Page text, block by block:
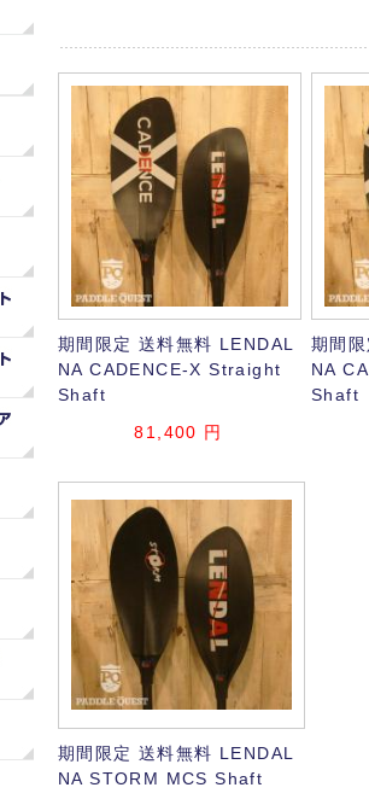
期間限定 送料無料 LENDAL
NA CADENCE-X Straight
Shaft
81,400 円
期間
NA
Shaft
期間限定 送料無料 LENDAL
NA STORM MCS Shaft